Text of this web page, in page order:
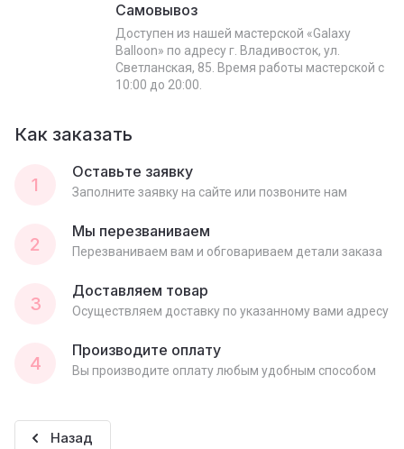
Самовывоз
Доступен из нашей мастерской «Galaxy
Balloon» по адресу г. Владивосток, ул.
Светланская, 85. Время работы мастерской с
10:00 до 20:00.
Как заказать
1
Оставьте заявку
Заполните заявку на сайте или позвоните нам
2
Мы перезваниваем
Перезваниваем вам и обговариваем детали заказа
3
Доставляем товар
Осуществляем доставку по указанному вами адресу
4
Производите оплату
Вы производите оплату любым удобным способом
Назад